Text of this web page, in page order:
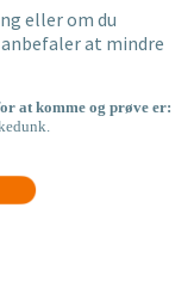
eller om du
at mindre
at komme og prøve er: